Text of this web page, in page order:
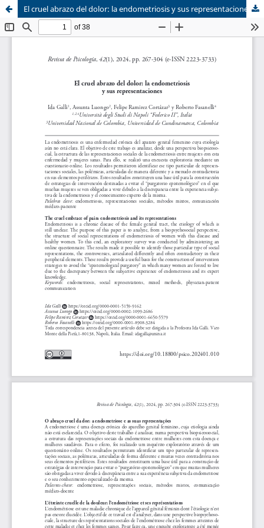
El cruel abrazo del dolor: la endometriosis y sus representaciones